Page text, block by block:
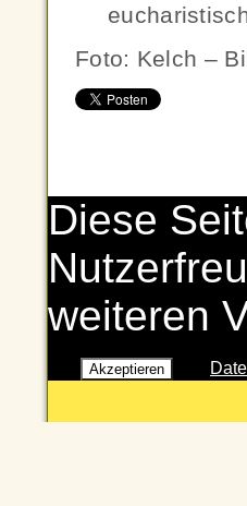
Foto: Kelch –
Diese
weiteren
Akzeptieren